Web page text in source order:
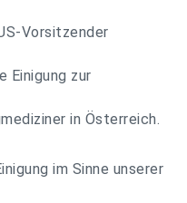
Vorsitzender
Einigung zur
in Österreich.
im Sinne unserer